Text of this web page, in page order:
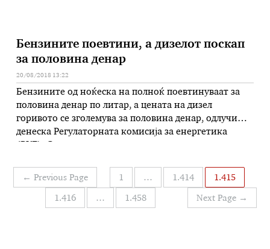
Бензините поевтини, а дизелот поскап
за половина денар
20/08/2018 13:22
Бензините од ноќеска на полноќ поевтинуваат за
половина денар по литар, а цената на дизел
горивото се зголемува за половина денар, одлучи
денеска Регулаторната комисија за енергетика
нафтените деривати во просек за 0,66, односно за
0,28 отсто. Новата малопродажна цена на
бензините …
Навигација
← Previous Page 1 … 1.414 1.415
1.416 … 1.458 Next Page →